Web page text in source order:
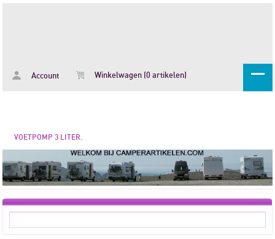
Account Winkelwagen (0 artikelen)
VOETPOMP 3 LITER.